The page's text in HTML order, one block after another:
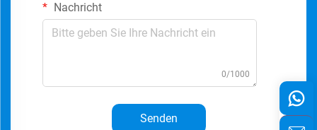
Nachricht
0/1000
Senden